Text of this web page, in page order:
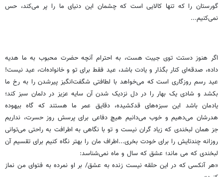
گورستان را که تنها کالایی است که چشمان این دنیای ما را پر می‌کند، حس
نمی‌کنیم...
اگر هنوز دستت توی جیبت هست، به احترام آنچه حضرت محبوب به ما هدیه
داده، صدقه‌ای کنار بگذار و یادت باشد، عید فقط برای تو و خانواده‌ات، عید نیست!
عید رسم روزگاری است که می‌خواهد با لطافتی شگفت‌انگیز پیرشدن را به رخ ما
بکشد و شادی یک بهار را در دل نزدیک شدن آن سایه عزیز در دلمان سبز کند؛
یادمان باشد این سبزه‌های قدکشیده، دقایق عمر ما هستند که گاه بیهوده
هدرشان می‌دهیم و خوب می‌دانیم هیچ دفاعی برای پرسش روز حسرت، نداریم
جز همان لبخندی که زیاد گران نیست و تو با نگاهی به اطرافت به راحتی می‌توانی
روزانه چندتایش را برای خودت بخری...اطراف مان را بهتر نگاه کنیم برای تقسیم آن
لبخندی که می ماند؛ عشق که سال و ماه نمی‌شناسد:
«هر آنکسی که در این حلقه نیست زنده به عشق/ بر او نمرده به فتوای من نماز